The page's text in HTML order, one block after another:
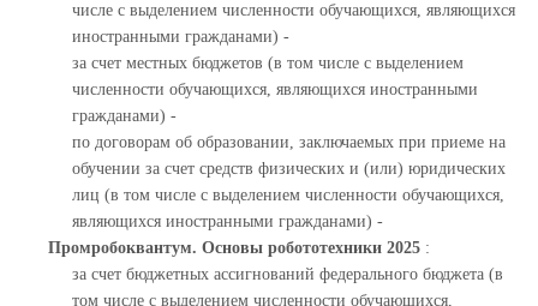
числе с выделением численности обучающихся, являющихся
иностранными гражданами) -
за счет местных бюджетов (в том числе с выделением
численности обучающихся, являющихся иностранными
гражданами) -
по договорам об образовании, заключаемых при приеме на
обучении за счет средств физических и (или) юридических
лиц (в том числе с выделением численности обучающихся,
являющихся иностранными гражданами) -
Промробоквантум. Основы робототехники 2025 :
за счет бюджетных ассигнований федерального бюджета (в
том числе с выделением численности обучающихся,